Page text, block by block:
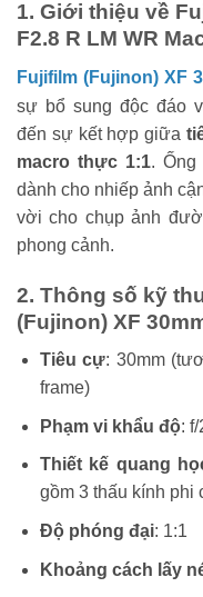
1. Giới thiệu về
F2.8 R LM WR
Fujifilm (Fujinon) XF
sự bổ sung độc đáo
đến sự kết hợp giữa
macro thực 1:1.
dành cho nhiếp ảnh
vời cho chụp ảnh
phong cảnh.
2. Thông số kỹ
(Fujinon) XF
Tiêu cự: 30mm
frame)
Phạm vi khẩu độ: f/
Thiết kế quang
gồm 3 thấu kính phi
Độ phóng đại: 1:1
Khoảng cách lấy